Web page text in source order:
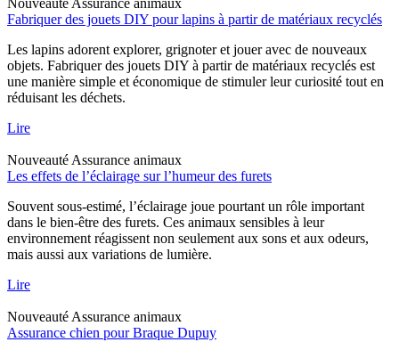
Nouveauté Assurance animaux
Fabriquer des jouets DIY pour lapins à partir de matériaux recyclés
Les lapins adorent explorer, grignoter et jouer avec de nouveaux
objets. Fabriquer des jouets DIY à partir de matériaux recyclés est
une manière simple et économique de stimuler leur curiosité tout en
réduisant les déchets.
Lire
Nouveauté Assurance animaux
Les effets de l’éclairage sur l’humeur des furets
Souvent sous-estimé, l’éclairage joue pourtant un rôle important
dans le bien-être des furets. Ces animaux sensibles à leur
environnement réagissent non seulement aux sons et aux odeurs,
mais aussi aux variations de lumière.
Lire
Nouveauté Assurance animaux
Assurance chien pour Braque Dupuy